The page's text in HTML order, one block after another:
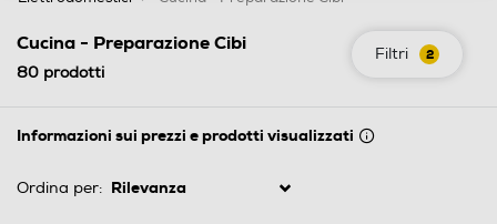
Filtri 2
Cucina - Preparazione Cibi
80 prodotti
Informazioni sui prezzi e prodotti visualizzati
Ordina per: